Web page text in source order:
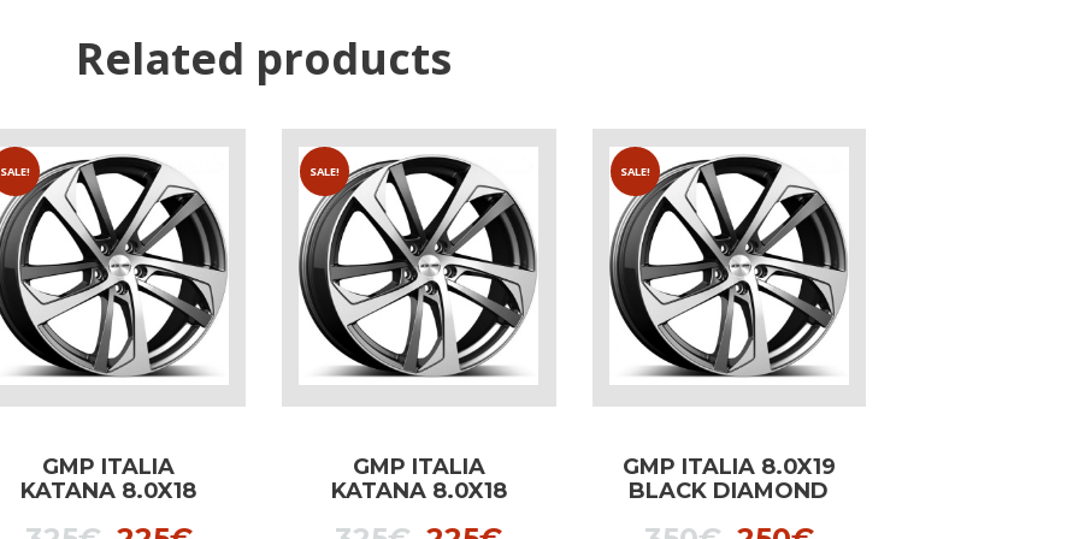
Related products
SALE!
GMP ITALIA
KATANA 8.0X18
SALE!
GMP ITALIA
KATANA 8.0X18
SALE!
GMP ITALIA 8.0X19
BLACK DIAMOND